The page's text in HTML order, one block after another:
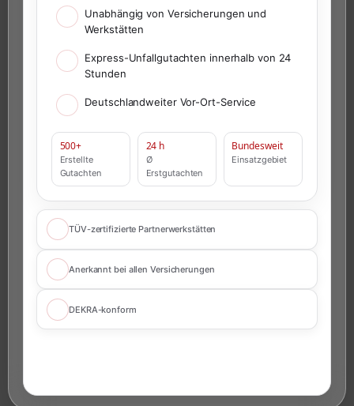
Unabhängig von Versicherungen und
Werkstätten
Express-Unfallgutachten innerhalb von 24
Stunden
Deutschlandweiter Vor-Ort-Service
500+
Erstellte
Gutachten
24 h
Ø
Erstgutachten
Bundesweit
Einsatzgebiet
TÜV-zertifizierte Partnerwerkstätten
Anerkannt bei allen Versicherungen
DEKRA-konform